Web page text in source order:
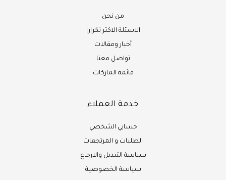
من نحن
الاسئلة الاكثر تكرارا
أخبار ومقالات
تواصل معنا
قائمة الماركات
خدمة العملاء
حسابي الشخصي
الطلبات و المرتجعات
سياسة التبديل والارجاع
سياسة الخصوصية